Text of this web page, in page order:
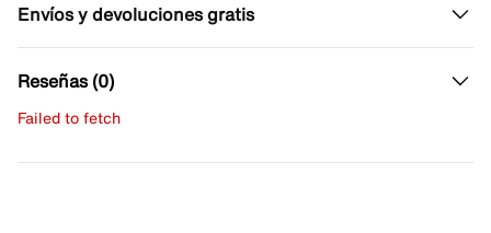
Envíos y devoluciones gratis
Reseñas (0)
Failed to fetch